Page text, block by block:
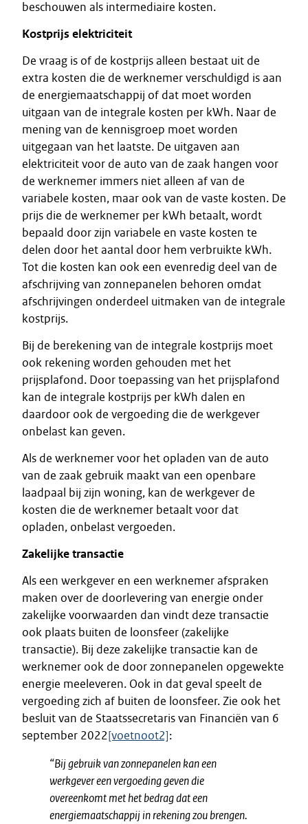
beschouwen als intermediaire kosten.
Kostprijs elektriciteit
De vraag is of de kostprijs alleen bestaat uit de
extra kosten die de werknemer verschuldigd is aan
de energiemaatschappij of dat moet worden
uitgaan van de integrale kosten per kWh. Naar de
mening van de kennisgroep moet worden
uitgegaan van het laatste. De uitgaven aan
elektriciteit voor de auto van de zaak hangen voor
de werknemer immers niet alleen af van de
variabele kosten, maar ook van de vaste kosten. De
prijs die de werknemer per kWh betaalt, wordt
bepaald door zijn variabele en vaste kosten te
delen door het aantal door hem verbruikte kWh.
Tot die kosten kan ook een evenredig deel van de
afschrijving van zonnepanelen behoren omdat
afschrijvingen onderdeel uitmaken van de integrale
kostprijs.
Bij de berekening van de integrale kostprijs moet
ook rekening worden gehouden met het
prijsplafond. Door toepassing van het prijsplafond
kan de integrale kostprijs per kWh dalen en
daardoor ook de vergoeding die de werkgever
onbelast kan geven.
Als de werknemer voor het opladen van de auto
van de zaak gebruik maakt van een openbare
laadpaal bij zijn woning, kan de werkgever de
kosten die de werknemer betaalt voor dat
opladen, onbelast vergoeden.
Zakelijke transactie
Als een werkgever en een werknemer afspraken
maken over de doorlevering van energie onder
zakelijke voorwaarden dan vindt deze transactie
ook plaats buiten de loonsfeer (zakelijke
transactie). Bij deze zakelijke transactie kan de
werknemer ook de door zonnepanelen opgewekte
energie meeleveren. Ook in dat geval speelt de
vergoeding zich af buiten de loonsfeer. Zie ook het
besluit van de Staatssecretaris van Financiën van 6
september 2022[voetnoot2]:
“Bij gebruik van zonnepanelen kan een
werkgever een vergoeding geven die
overeenkomt met het bedrag dat een
energiemaatschappij in rekening zou brengen.